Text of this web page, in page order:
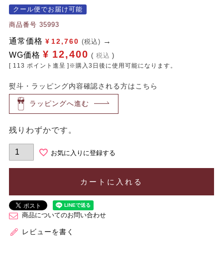
クール便でお届け可能
商品番号 35993
通常価格 ¥ 12,760 (税込)
WG価格 ¥ 12,400 税込
[ 113 ポイント進呈 ]※購入3日後に使用可能になります。
熨斗・ラッピング内容確認される方はこちら
ラッピングへ進む
残りわずかです。
お気に入りに登録する
カートに入れる
商品についてのお問い合わせ
レビューを書く